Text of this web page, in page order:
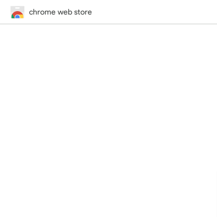
chrome web store